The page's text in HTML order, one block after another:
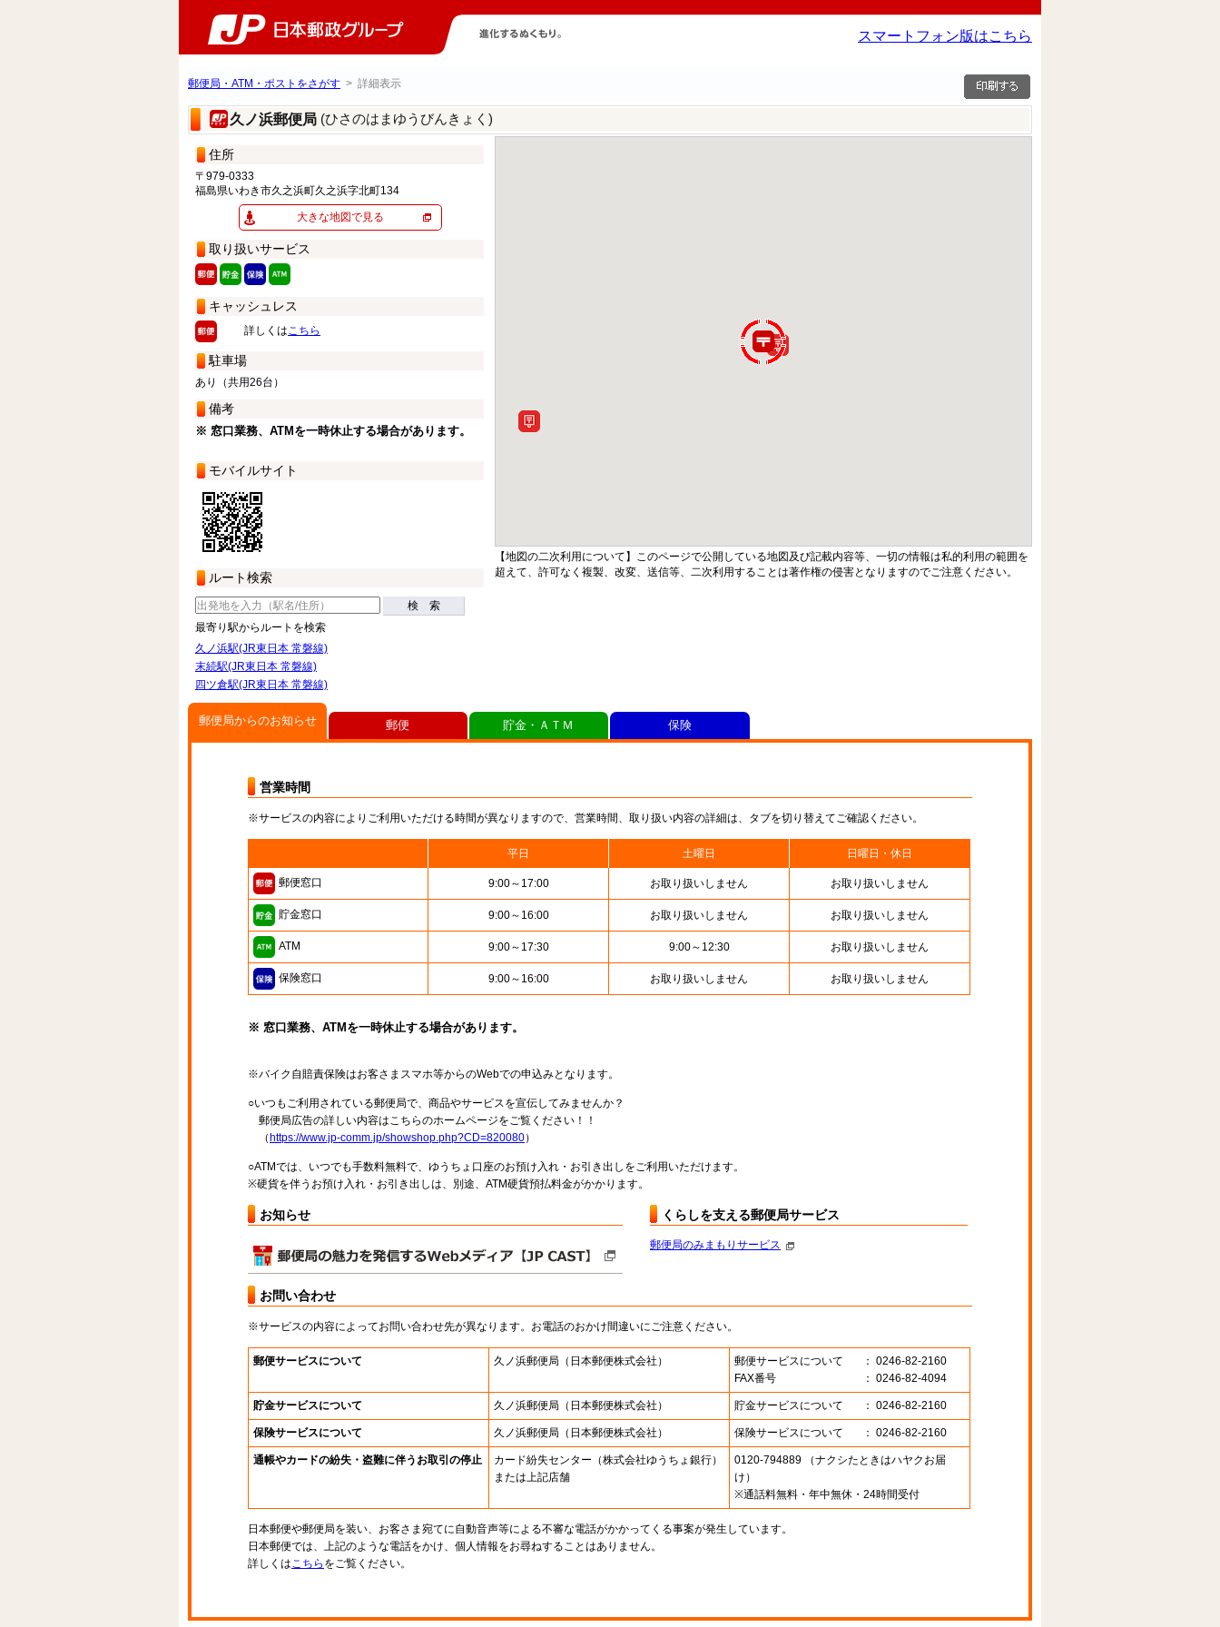
スマートフォン版はこちら
郵便局・ATM・ポストをさがす > 詳細表示
久ノ浜郵便局 (ひさのはまゆうびんきょく)
住所
〒979-0333
福島県いわき市久之浜町久之浜字北町134
大きな地図で見る
取り扱いサービス
キャッシュレス
詳しくはこちら
駐車場
あり（共用26台）
備考
※ 窓口業務、ATMを一時休止する場合があります。
モバイルサイト
ルート検索
検 索
最寄り駅からルートを検索
久ノ浜駅(JR東日本 常磐線)
末続駅(JR東日本 常磐線)
四ツ倉駅(JR東日本 常磐線)
【地図の二次利用について】このページで公開している地図及び記載内容等、一切の情報は私的利用の範囲を
超えて、許可なく複製、改変、送信等、二次利用することは著作権の侵害となりますのでご注意ください。
郵便局からのお知らせ
営業時間
※サービスの内容によりご利用いただける時間が異なりますので、営業時間、取り扱い内容の詳細は、タブを切り替えてご確認ください。
平日 土曜日 日曜日・休日
郵便窓口 9:00～17:00 お取り扱いしません お取り扱いしません
貯金窓口 9:00～16:00 お取り扱いしません お取り扱いしません
ATM 9:00～17:30 9:00～12:30 お取り扱いしません
保険窓口 9:00～16:00 お取り扱いしません お取り扱いしません
※ 窓口業務、ATMを一時休止する場合があります。
※バイク自賠責保険はお客さまスマホ等からのWebでの申込みとなります。
○いつもご利用されている郵便局で、商品やサービスを宣伝してみませんか？
郵便局広告の詳しい内容はこちらのホームページをご覧ください！！
（ https://www.jp-comm.jp/showshop.php?CD=820080）
○ATMでは、いつでも手数料無料で、ゆうちょ口座のお預け入れ・お引き出しをご利用いただけます。
※硬貨を伴うお預け入れ・お引き出しは、別途、ATM硬貨預払料金がかかります。
お知らせ くらしを支える郵便局サービス
郵便局のみまもりサービス
お問い合わせ
※サービスの内容によってお問い合わせ先が異なります。お電話のおかけ間違いにご注意ください。
郵便サービスについて 久ノ浜郵便局 （日本郵便株式会社） 郵便サービスについて
： 0246-82-2160
FAX番号
： 0246-82-4094
貯金サービスについて 久ノ浜郵便局 （日本郵便株式会社） 貯金サービスについて ： 0246-82-2160
保険サービスについて 久ノ浜郵便局 （日本郵便株式会社） 保険サービスについて ： 0246-82-2160
通帳やカードの紛失・盗難に伴うお取引の停止 カード紛失センター （株式会社ゆうちょ銀行）
または上記店舗
0120-794889 （ナクシたときはハヤクお届
け）
※通話料無料・年中無休・24時間受付
日本郵便や郵便局を装い、お客さま宛てに自動音声等による不審な電話がかかってくる事案が発生しています。
日本郵便では、上記のような電話をかけ、個人情報をお尋ねすることはありません。
詳しくはこちら をご覧ください。
郵便 貯金・ＡＴＭ 保険